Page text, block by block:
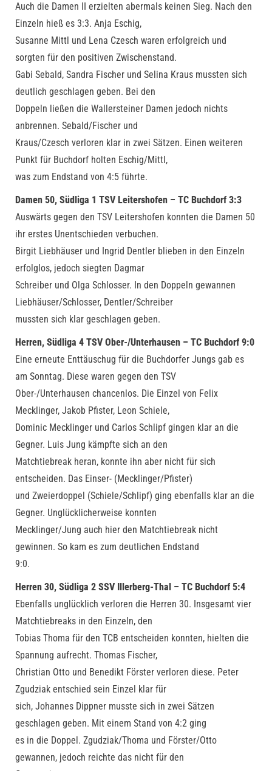
Auch die Damen II erzielten abermals keinen Sieg. Nach den
Einzeln hieß es 3:3. Anja Eschig,
Susanne Mittl und Lena Czesch waren erfolgreich und
sorgten für den positiven Zwischenstand.
Gabi Sebald, Sandra Fischer und Selina Kraus mussten sich
deutlich geschlagen geben. Bei den
Doppeln ließen die Wallersteiner Damen jedoch nichts
anbrennen. Sebald/Fischer und
Kraus/Czesch verloren klar in zwei Sätzen. Einen weiteren
Punkt für Buchdorf holten Eschig/Mittl,
was zum Endstand von 4:5 führte.
Damen 50, Südliga 1 TSV Leitershofen – TC Buchdorf 3:3
Auswärts gegen den TSV Leitershofen konnten die Damen 50
ihr erstes Unentschieden verbuchen.
Birgit Liebhäuser und Ingrid Dentler blieben in den Einzeln
erfolglos, jedoch siegten Dagmar
Schreiber und Olga Schlosser. In den Doppeln gewannen
Liebhäuser/Schlosser, Dentler/Schreiber
mussten sich klar geschlagen geben.
Herren, Südliga 4 TSV Ober-/Unterhausen – TC Buchdorf 9:0
Eine erneute Enttäuschug für die Buchdorfer Jungs gab es
am Sonntag. Diese waren gegen den TSV
Ober-/Unterhausen chancenlos. Die Einzel von Felix
Mecklinger, Jakob Pfister, Leon Schiele,
Dominic Mecklinger und Carlos Schlipf gingen klar an die
Gegner. Luis Jung kämpfte sich an den
Matchtiebreak heran, konnte ihn aber nicht für sich
entscheiden. Das Einser- (Mecklinger/Pfister)
und Zweierdoppel (Schiele/Schlipf) ging ebenfalls klar an die
Gegner. Unglücklicherweise konnten
Mecklinger/Jung auch hier den Matchtiebreak nicht
gewinnen. So kam es zum deutlichen Endstand
9:0.
Herren 30, Südliga 2 SSV Illerberg-Thal – TC Buchdorf 5:4
Ebenfalls unglücklich verloren die Herren 30. Insgesamt vier
Matchtiebreaks in den Einzeln, den
Tobias Thoma für den TCB entscheiden konnten, hielten die
Spannung aufrecht. Thomas Fischer,
Christian Otto und Benedikt Förster verloren diese. Peter
Zgudziak entschied sein Einzel klar für
sich, Johannes Dippner musste sich in zwei Sätzen
geschlagen geben. Mit einem Stand von 4:2 ging
es in die Doppel. Zgudziak/Thoma und Förster/Otto
gewannen, jedoch reichte das nicht für den